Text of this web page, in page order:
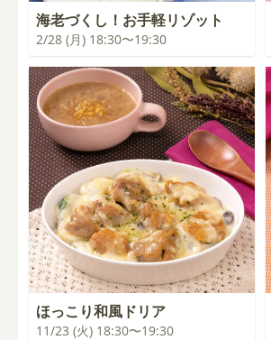
海老づくし！お手軽リゾット
2/28 (月) 18:30〜19:30
ほっこり和風ドリア
11/23 (火) 18:30〜19:30